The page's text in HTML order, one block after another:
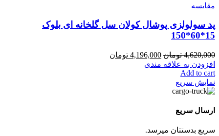
مقايسه
پد سولولزی پوشال کولان سل گلخانه ای بلوک
15*60*150
4,620,000 تومان 4,196,000 تومان
افزودن به علاقه مندی
Add to cart
نمایش سریع
ارسال سریع
سریع بدستتان میرسد.